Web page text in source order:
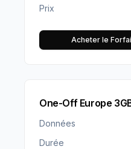
Prix
Acheter le
One-Off Europe
Données
Durée